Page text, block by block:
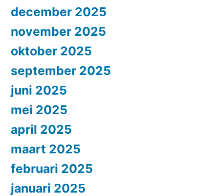
december 2025
november 2025
oktober 2025
september 2025
juni 2025
mei 2025
april 2025
maart 2025
februari 2025
januari 2025